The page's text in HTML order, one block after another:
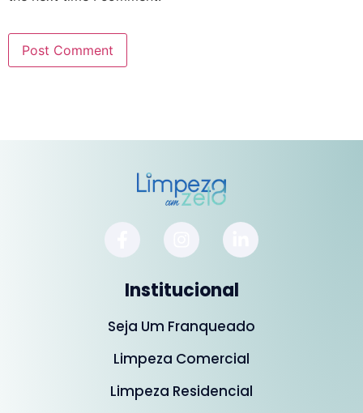
Institucional
Seja Um Franqueado
Limpeza Comercial
Limpeza Residencial